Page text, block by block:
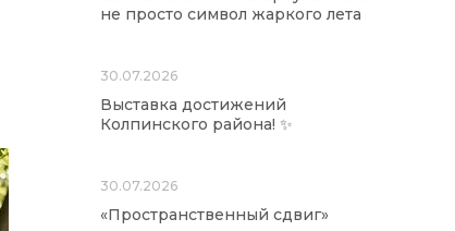
не просто символ жаркого лета
30.07.2026
Выставка достижений
Колпинского района! ✨
30.07.2026
«Пространственный сдвиг»